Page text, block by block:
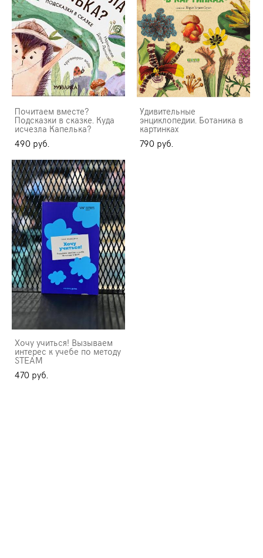
Почитаем вместе?
Подсказки в сказке. Куда
исчезла Капелька?
490 pуб.
Удивительные
энциклопедии. Ботаника в
картинках
790 pуб.
Хочу учиться! Вызываем
интерес к учебе по методу
STEAM
470 pуб.